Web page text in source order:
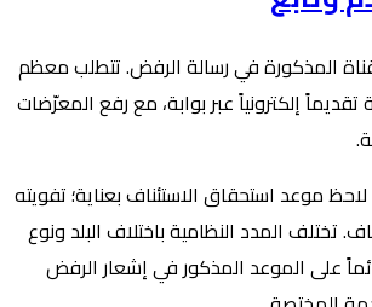
المذكورة في رسالة الرفض. تتطلب معظم
إلكترونياً عبر بوابة، مع رفع المعرّضات
لاحظ موعد استحقاق الاستئناف بعناية؛ تفويته
تختلف المدد النظامية باختلاف البلد ونوع
على الموعد المذكور في إشعار الرفض